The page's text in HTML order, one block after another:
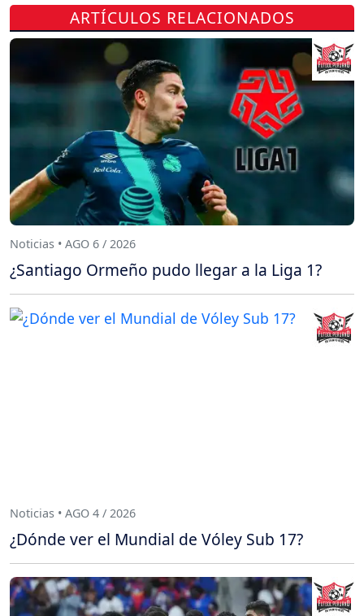
ARTÍCULOS RELACIONADOS
Noticias • AGO 6 / 2026
¿Santiago Ormeño pudo llegar a la Liga 1?
Noticias • AGO 4 / 2026
¿Dónde ver el Mundial de Vóley Sub 17?